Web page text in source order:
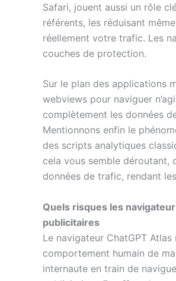
Safari, jouent aussi un rôle
référents, les réduisant
réellement votre trafic. Les
couches de protection.
Sur le plan des applications
webviews pour naviguer
complètement les données
Mentionnons enfin le
des scripts analytiques
cela vous semble déroutant,
données de trafic, rendant
Quels risques les
publicitaires
Le navigateur ChatGPT
comportement humain de
internaute en train de